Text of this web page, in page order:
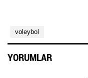
voleybol
YORUMLAR